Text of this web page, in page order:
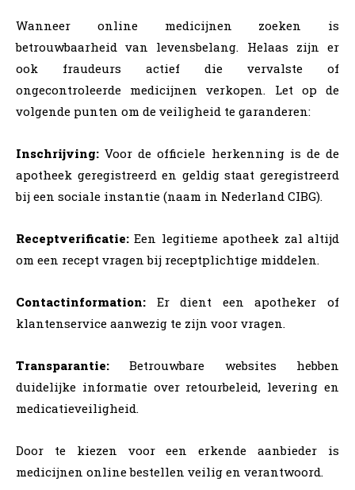
Wanneer online medicijnen zoeken is
betrouwbaarheid van levensbelang. Helaas zijn er
ook fraudeurs actief die vervalste of
ongecontroleerde medicijnen verkopen. Let op de
volgende punten om de veiligheid te garanderen:
Inschrijving: Voor de officiele herkenning is de de
apotheek geregistreerd en geldig staat geregistreerd
bij een sociale instantie (naam in Nederland CIBG).
Receptverificatie:Een legitieme apotheek zal altijd
om een recept vragen bij receptplichtige middelen.
Contactinformation: Er dient een apotheker of
klantenservice aanwezig te zijn voor vragen.
Transparantie:Betrouwbare websites hebben
duidelijke informatie over retourbeleid, levering en
medicatieveiligheid.
Door te kiezen voor een erkende aanbieder is
medicijnen online bestellen veilig en verantwoord.